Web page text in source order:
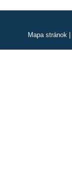
Mapa stránok|